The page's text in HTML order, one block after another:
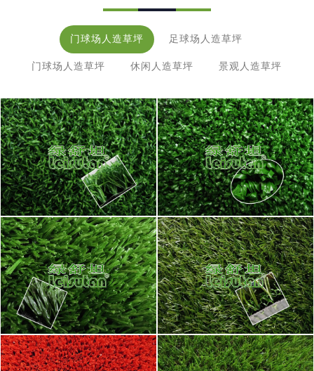
门球场人造草坪 足球场人造草坪
门球场人造草坪 休闲人造草坪 景观人造草坪